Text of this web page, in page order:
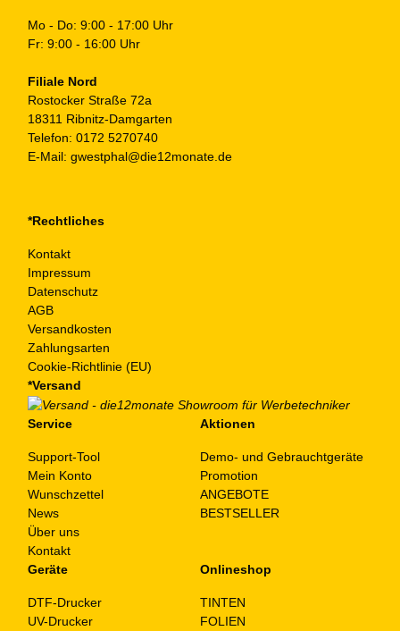
Mo - Do: 9:00 - 17:00 Uhr
Fr: 9:00 - 16:00 Uhr
Filiale Nord
Rostocker Straße 72a
18311 Ribnitz-Damgarten
Telefon: 0172 5270740
E-Mail: gwestphal@die12monate.de
*Rechtliches
Kontakt
Impressum
Datenschutz
AGB
Versandkosten
Zahlungsarten
Cookie-Richtlinie (EU)
*Versand
Service
Support-Tool
Mein Konto
Wunschzettel
News
Über uns
Kontakt
Aktionen
Demo- und Gebrauchtgeräte
Promotion
ANGEBOTE
BESTSELLER
Geräte
DTF-Drucker
UV-Drucker
Onlineshop
TINTEN
FOLIEN